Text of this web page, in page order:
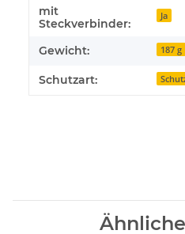
mit
Steckverbinder:
Ja
Gewicht: 187 g
Schutzart: